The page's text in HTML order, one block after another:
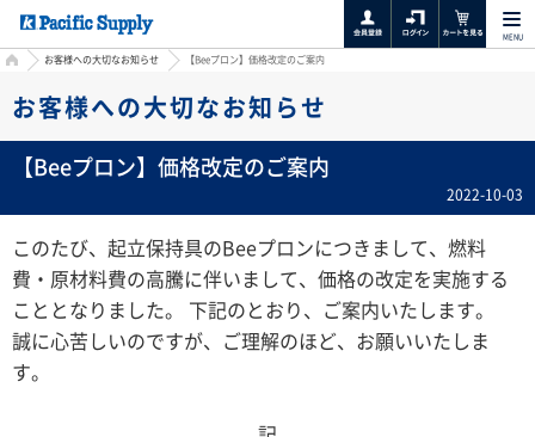
MENU
HOMEお客様への大切なお知らせ 【Beeプロン】価格改定のご案内
お客様への大切なお知らせ
【Beeプロン】価格改定のご案内
2022-10-03
このたび、起立保持具のBeeプロンにつきまして、燃料
費・原材料費の高騰に伴いまして、価格の改定を実施する
こととなりました。 下記のとおり、ご案内いたします。
誠に心苦しいのですが、ご理解のほど、お願いいたしま
す。